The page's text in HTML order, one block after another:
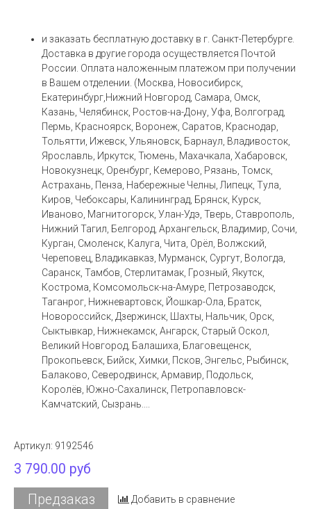
и заказать бесплатную доставку в г. Санкт-Петербурге.
Доставка в другие города осуществляется Почтой
России. Оплата наложенным платежом при получении
в Вашем отделении. (Москва, Новосибирск,
Екатеринбург,Нижний Новгород, Самара, Омск,
Казань, Челябинск, Ростов-на-Дону, Уфа, Волгоград,
Пермь, Красноярск, Воронеж, Саратов, Краснодар,
Тольятти, Ижевск, Ульяновск, Барнаул, Владивосток,
Ярославль, Иркутск, Тюмень, Махачкала, Хабаровск,
Новокузнецк, Оренбург, Кемерово, Рязань, Томск,
Астрахань, Пенза, Набережные Челны, Липецк, Тула,
Киров, Чебоксары, Калининград, Брянск, Курск,
Иваново, Магнитогорск, Улан-Удэ, Тверь, Ставрополь,
Нижний Тагил, Белгород, Архангельск, Владимир, Сочи,
Курган, Смоленск, Калуга, Чита, Орёл, Волжский,
Череповец, Владикавказ, Мурманск, Сургут, Вологда,
Саранск, Тамбов, Стерлитамак, Грозный, Якутск,
Кострома, Комсомольск-на-Амуре, Петрозаводск,
Таганрог, Нижневартовск, Йошкар-Ола, Братск,
Новороссийск, Дзержинск, Шахты, Нальчик, Орск,
Сыктывкар, Нижнекамск, Ангарск, Старый Оскол,
Великий Новгород, Балашиха, Благовещенск,
Прокопьевск, Бийск, Химки, Псков, Энгельс, Рыбинск,
Балаково, Северодвинск, Армавир, Подольск,
Королёв, Южно-Сахалинск, Петропавловск-
Камчатский, Сызрань....
Артикул: 9192546
3 790.00 руб
Предзаказ
Добавить в сравнение